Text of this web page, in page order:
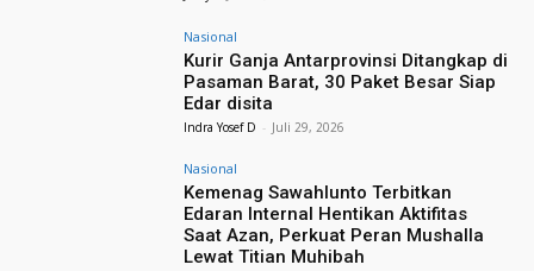
Nasional
Kurir Ganja Antarprovinsi Ditangkap di
Pasaman Barat, 30 Paket Besar Siap
Edar disita
Indra Yosef D - Juli 29, 2026
Nasional
Kemenag Sawahlunto Terbitkan
Edaran Internal Hentikan Aktifitas
Saat Azan, Perkuat Peran Mushalla
Lewat Titian Muhibah